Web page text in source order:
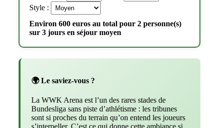
Style :
Environ 600 euros au total pour 2 personne(s)
sur 3 jours en séjour moyen
🌍 Le saviez-vous ?
La WWK Arena est l’un des rares stades de
Bundesliga sans piste d’athlétisme : les tribunes
sont si proches du terrain qu’on entend les joueurs
s’interpeller. C’est ce qui donne cette ambiance si